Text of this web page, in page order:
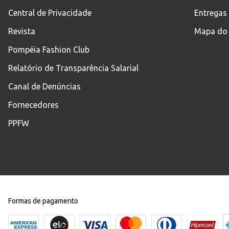
Central de Privacidade
Revista
Pompéia Fashion Club
Relatório de Transparência Salarial
Canal de Denúncias
Fornecedores
PPFW
Entregas
Mapa do
Formas de pagamento